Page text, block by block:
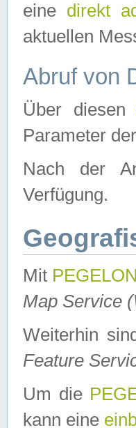
eine direkt
aktuellen
Abruf von
Über diesen
Parameter
Nach der
Verfügung.
Mit
Map Service
Weiterhin
Feature
Um die
kann eine